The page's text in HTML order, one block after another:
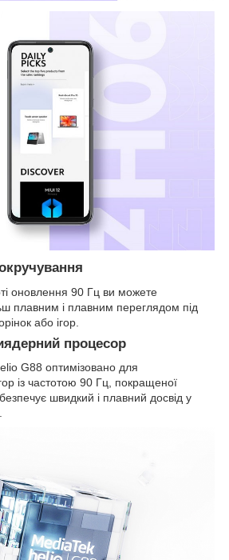
оновлення 90 Гц ви можете
плавним і плавним переглядом під
або ігор.
процесор
G88 оптимізовано для
із частотою 90 Гц, покращеної
швидкий і плавний досвід у